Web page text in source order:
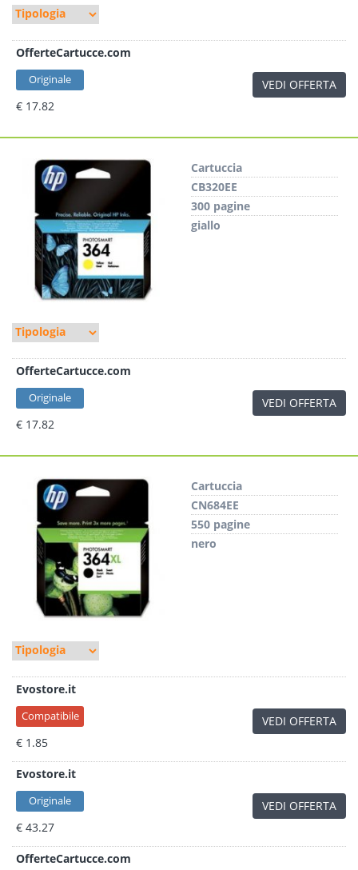
OfferteCartucce.com
Originale
€ 17.82
VEDI OFFERTA
Cartuccia
CB320EE
300 pagine
giallo
OfferteCartucce.com
Originale
€ 17.82
VEDI OFFERTA
Cartuccia
CN684EE
550 pagine
nero
Evostore.it
Compatibile
€ 1.85
VEDI OFFERTA
Evostore.it
Originale
€ 43.27
VEDI OFFERTA
OfferteCartucce.com